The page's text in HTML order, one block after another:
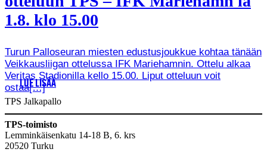
1.8. klo 15.00
Turun Palloseuran miesten edustusjoukkue kohtaa tänään
Veikkausliigan ottelussa IFK Mariehamnin. Ottelu alkaa
Veritas Stadionilla kello 15.00. Liput otteluun voit
ostaa[…]
LUE LISÄÄ
TPS Jalkapallo
TPS-toimisto
Lemminkäisenkatu 14-18 B, 6. krs
20520 Turku